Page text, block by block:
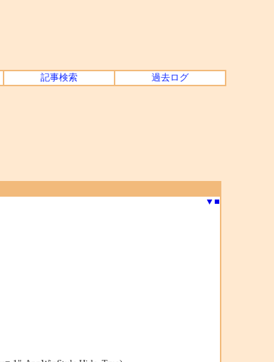
記事検索 過去ログ
▼ ■